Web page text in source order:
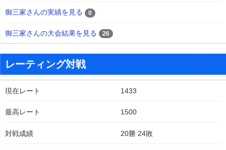
御三家さんの実績を見る 0
御三家さんの大会結果を見る 26
レーティング対戦
現在レート 1433
最高レート 1500
対戦成績 20勝 24敗